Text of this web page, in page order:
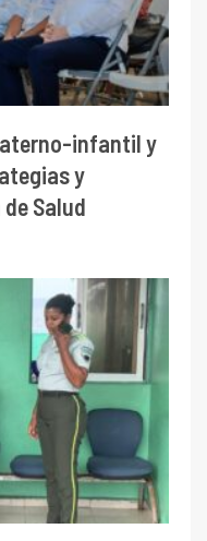
infantil y
y
Salud